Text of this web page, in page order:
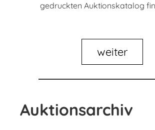
gedruckten Auktionskatalog
weiter
Auktionsarchiv